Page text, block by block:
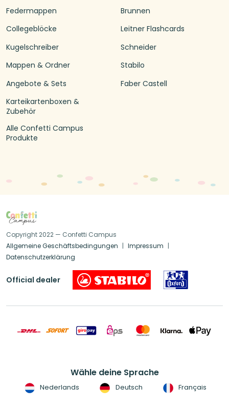
Federmappen
Collegeblöcke
Kugelschreiber
Mappen & Ordner
Angebote & Sets
Karteikartenboxen &
Zubehör
Alle Confetti Campus
Produkte
Brunnen
Leitner Flashcards
Schneider
Stabilo
Faber Castell
Copyright 2022 — Confetti Campus
Allgemeine Geschäftsbedingungen
Impressum
Datenschutzerklärung
Official dealer
Wähle deine Sprache
Nederlands Deutsch Français